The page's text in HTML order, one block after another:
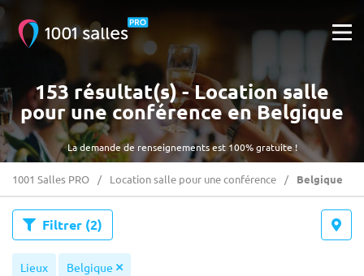
La demande de renseignements est 100% gratuite !
153 résultat(s) - Location salle
pour une conférence en Belgique
1001 Salles PRO Location salle pour une conférence Belgique
Filtrer (2)
Lieux Belgique